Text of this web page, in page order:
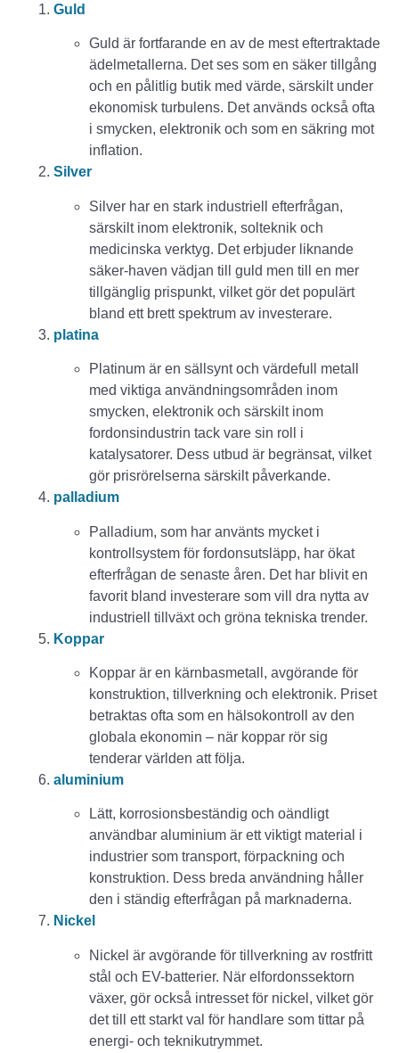
Guld
Guld är fortfarande en av de mest eftertraktade
ädelmetallerna. Det ses som en säker tillgång
och en pålitlig butik med värde, särskilt under
ekonomisk turbulens. Det används också ofta
i smycken, elektronik och som en säkring mot
inflation.
Silver
Silver har en stark industriell efterfrågan,
särskilt inom elektronik, solteknik och
medicinska verktyg. Det erbjuder liknande
säker-haven vädjan till guld men till en mer
tillgänglig prispunkt, vilket gör det populärt
bland ett brett spektrum av investerare.
platina
Platinum är en sällsynt och värdefull metall
med viktiga användningsområden inom
smycken, elektronik och särskilt inom
fordonsindustrin tack vare sin roll i
katalysatorer. Dess utbud är begränsat, vilket
gör prisrörelserna särskilt påverkande.
palladium
Palladium, som har använts mycket i
kontrollsystem för fordonsutsläpp, har ökat
efterfrågan de senaste åren. Det har blivit en
favorit bland investerare som vill dra nytta av
industriell tillväxt och gröna tekniska trender.
Koppar
Koppar är en kärnbasmetall, avgörande för
konstruktion, tillverkning och elektronik. Priset
betraktas ofta som en hälsokontroll av den
globala ekonomin – när koppar rör sig
tenderar världen att följa.
aluminium
Lätt, korrosionsbeständig och oändligt
användbar aluminium är ett viktigt material i
industrier som transport, förpackning och
konstruktion. Dess breda användning håller
den i ständig efterfrågan på marknaderna.
Nickel
Nickel är avgörande för tillverkning av rostfritt
stål och EV-batterier. När elfordonssektorn
växer, gör också intresset för nickel, vilket gör
det till ett starkt val för handlare som tittar på
energi- och teknikutrymmet.